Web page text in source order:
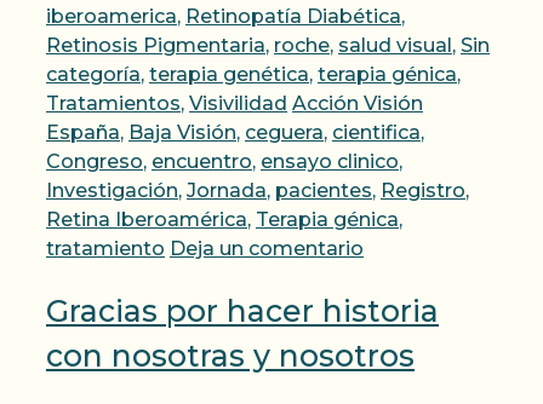
iberoamerica, Retinopatía Diabética,
Retinosis Pigmentaria, roche, salud visual, Sin
categoría, terapia genética, terapia génica,
Tratamientos, Visivilidad Etiquetas
Acción Visión
España, Baja Visión, ceguera, cientifica,
Congreso, encuentro, ensayo clinico,
Investigación, Jornada, pacientes, Registro,
Retina Iberoamérica, Terapia génica,
tratamiento Deja un comentario
Gracias por hacer historia
con nosotras y nosotros